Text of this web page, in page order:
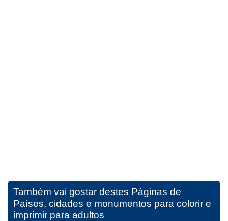
Também vai gostar destes Páginas de
Países, cidades e monumentos para colorir e
imprimir para adultos